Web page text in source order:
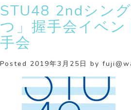
STU48 2ndシン
つ」握手会イベン
手会
Posted 2019年3月25日 by